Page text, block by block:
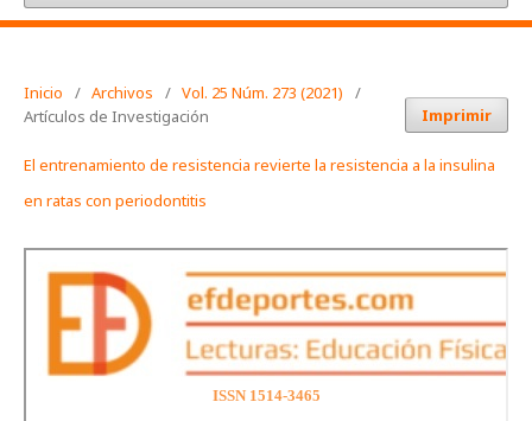
Inicio / Archivos / Vol. 25 Núm. 273 (2021)
/
Artículos de Investigación
Imprimir
El entrenamiento de resistencia revierte la resistencia a la insulina
en ratas con periodontitis